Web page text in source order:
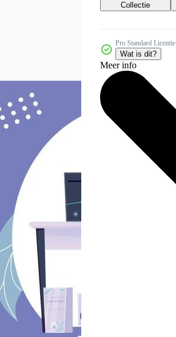
Collectie
Pro Standard Licentie
Wat is dit?
Meer info